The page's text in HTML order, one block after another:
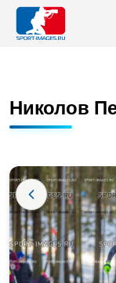
Николов